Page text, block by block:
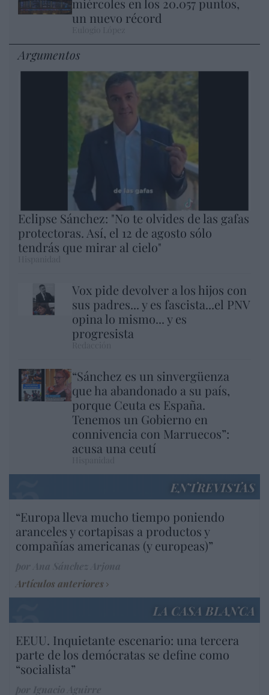
miércoles en los 20.057 puntos,
un nuevo récord
Argumentos
Eclipse Sánchez: "No te olvides de las gafas
protectoras. Así, el 12 de agosto sólo
tendrás que mirar al cielo"
Vox pide devolver a los hijos con
sus padres... y es fascista...el PNV
opina lo mismo... y es
progresista
“Sánchez es un sinvergüenza
que ha abandonado a su país,
porque Ceuta es España.
Tenemos un Gobierno en
connivencia con Marruecos”:
acusa una ceutí
ENTREVISTAS
“Europa lleva mucho tiempo poniendo
aranceles y cortapisas a productos y
compañías americanas (y europeas)”
Artículos anteriores
LA CASA BLANCA
EEUU. Inquietante escenario: una tercera
parte de los demócratas se define como
“socialista”